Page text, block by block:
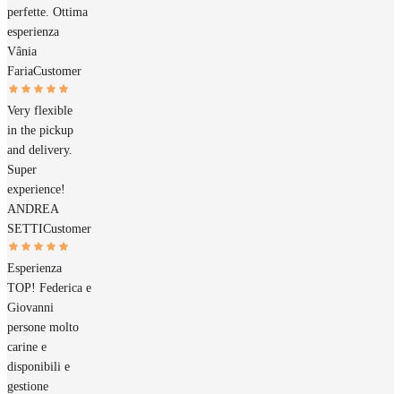
perfette. Ottima
esperienza
Vânia
FariaCustomer
Very flexible
in the pickup
and delivery.
Super
experience!
ANDREA
SETTICustomer
Esperienza
TOP! Federica e
Giovanni
persone molto
carine e
disponibili e
gestione